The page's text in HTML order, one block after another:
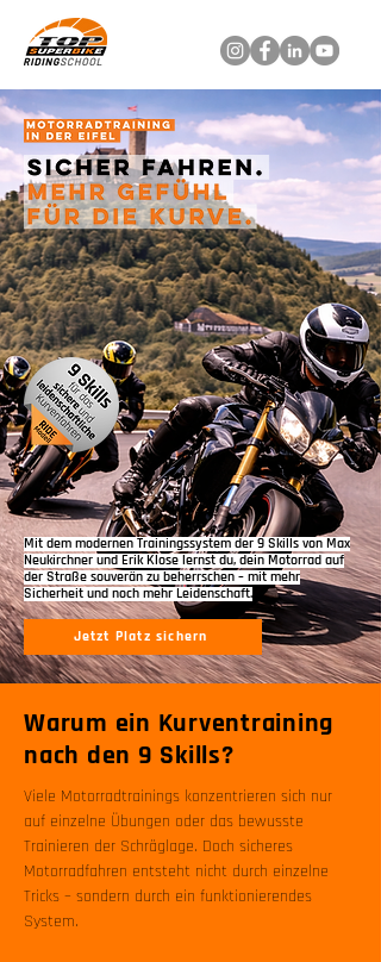
Mit dem modernen Trainingssystem der 9 Skills von Max
Neukirchner und Erik Klose lernst du, dein Motorrad auf
der Straße souverän zu beherrschen – mit mehr
Sicherheit und noch mehr Leidenschaft.
Jetzt Platz sichern
Warum ein Kurventraining
nach den 9 Skills?
Viele Motorradtrainings konzentrieren sich nur
auf einzelne Übungen oder das bewusste
Trainieren der Schräglage. Doch sicheres
Motorradfahren entsteht nicht durch einzelne
Tricks – sondern durch ein funktionierendes
System.